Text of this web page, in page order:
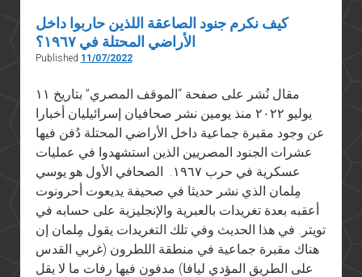
كيف نكرم جنود الصاعقة اللذين حاربوا داخل
الأراضي المحتلة في ١٩٦٧؟
Published 11/07/2022
مقال نُشر على صفحة “الموقف المصري” بتاريخ ١١
يوليو ٢٠٢٢ منذ يومين نشر صحافيان إسرائيليان أخبارا
عن وجود مقبرة جماعية داخل الأراضي المحتلة دُفن فيها
عشرات الجنود المصريين الذين استشهدوا في عمليات
عسكرية في حرب ١٩٦٧. الصحافي الأول هو يوسي
مِلمان الذي نشر حديثا في صحيفة يديعوت أحرونوت
أعقبه بعدة تغريدات بالعبرية والإنجليزية على حسابه في
تويتر. في هذا الحديث وفي تلك التغريدات يقول مِلمان إن
هناك مقبرة جماعية في منطقة اللطرون (غربي القدس
على الطريق المؤدي ليافا) مدفون فيها رفات ما لا يقل